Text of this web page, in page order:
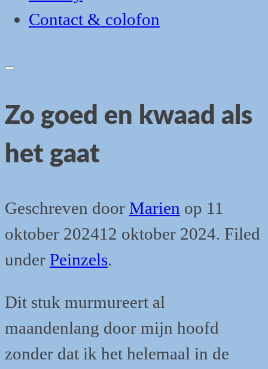
Contact & colofon
Open
Zo goed en kwaad als
het gaat
Geschreven door Marien op 11
oktober 202412 oktober 2024. Filed
under Peinzels.
Dit stuk murmureert al
maandenlang door mijn hoofd
zonder dat ik het helemaal in de